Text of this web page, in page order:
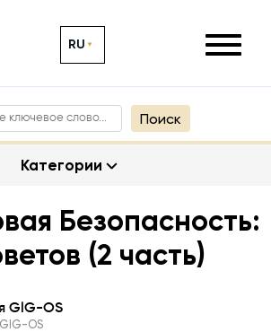
RU
Категории
Поиск
Безопасность:
(2 часть)
GlG-OS
OS